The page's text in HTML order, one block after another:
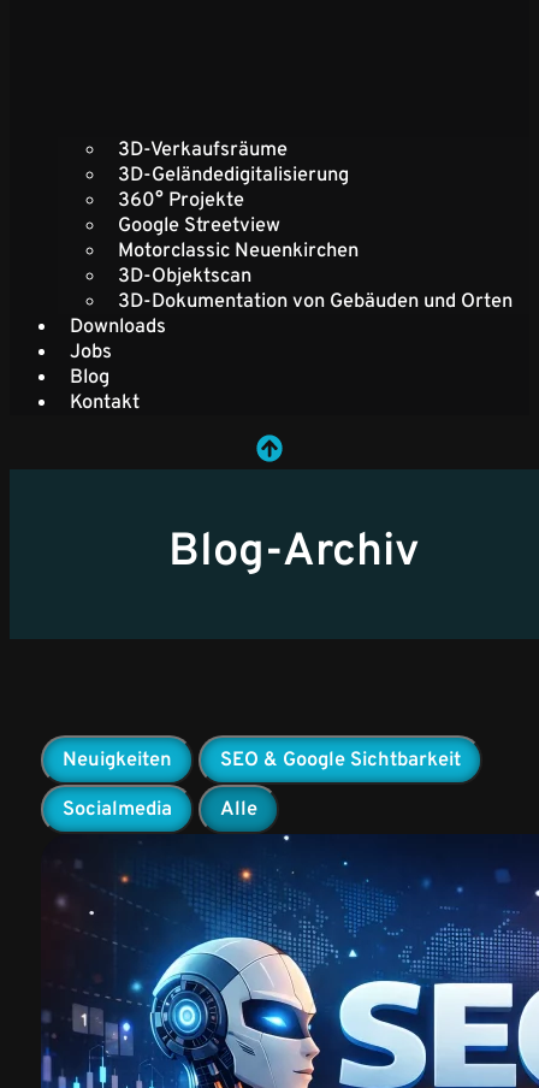
3D-Verkaufsräume
3D-Geländedigitalisierung
360° Projekte
Google Streetview
Motorclassic Neuenkirchen
3D-Objektscan
3D-Dokumentation von Gebäuden und Orten
Downloads
Jobs
Blog
Kontakt
Blog-Archiv
Neuigkeiten
SEO & Google Sichtbarkeit
Socialmedia
Alle